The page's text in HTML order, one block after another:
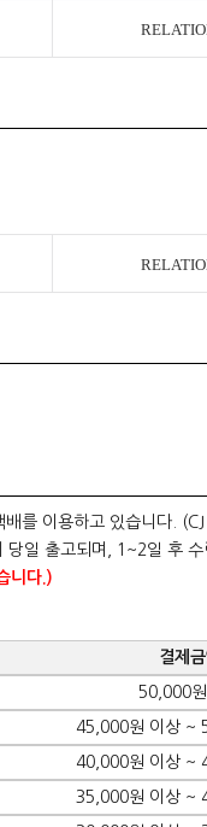
배를 이용하고 있습니다.
당일 출고되며, 1~2일 후 수
니다.)
결제
50,000
45,000원 이상 ~
40,000원 이상 ~
35,000원 이상 ~